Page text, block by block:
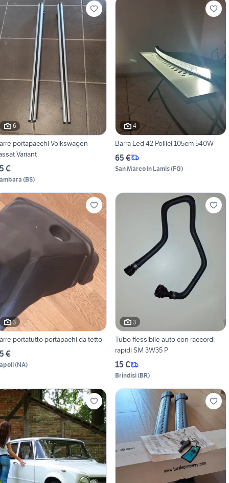
6
portapacchi Volkswagen
Variant
€
(BS)
4
Barra Led 42 Pollici 105cm 540W
65 €
San Marco in Lamis(FG)
3
portatutto portapachi da tetto
€
(NA)
3
Tubo flessibile auto con raccordi
rapidi SM 3W35 P
15 €
Brindisi(BR)